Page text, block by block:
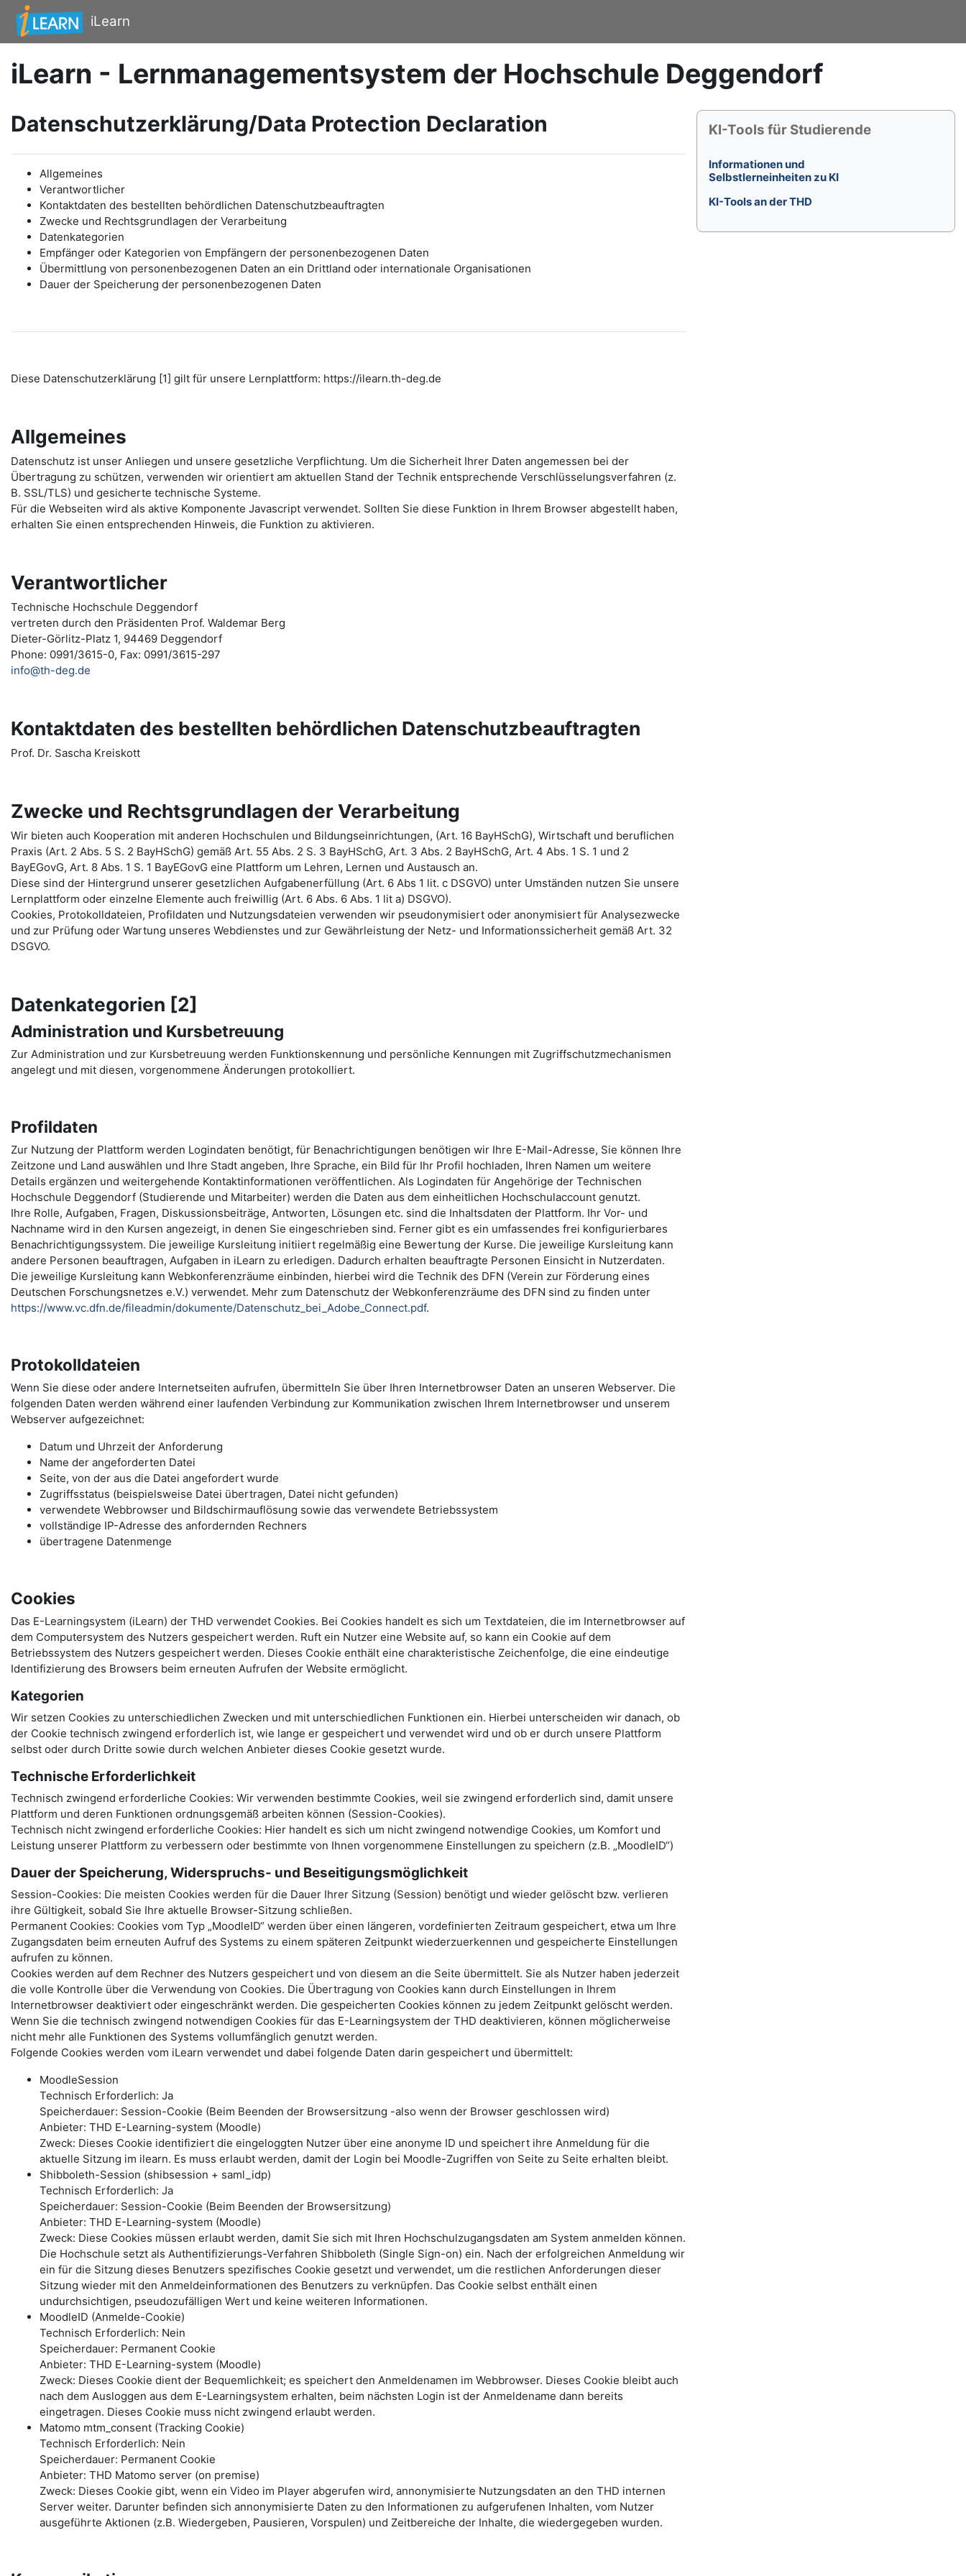
Zum Hauptinhalt
iLearn
iLearn - Lernmanagementsystem der Hochschule Deggendorf
Datenschutzerklärung/Data Protection Declaration
Allgemeines
Verantwortlicher
Kontaktdaten des bestellten behördlichen Datenschutzbeauftragten
Zwecke und Rechtsgrundlagen der Verarbeitung
Datenkategorien
Empfänger oder Kategorien von Empfängern der personenbezogenen Daten
Übermittlung von personenbezogenen Daten an ein Drittland oder internationale Organisationen
Dauer der Speicherung der personenbezogenen Daten
Diese Datenschutzerklärung [1] gilt für unsere Lernplattform: https://ilearn.th-deg.de
Allgemeines
Datenschutz ist unser Anliegen und unsere gesetzliche Verpflichtung. Um die Sicherheit Ihrer Daten angemessen bei der
Übertragung zu schützen, verwenden wir orientiert am aktuellen Stand der Technik entsprechende Verschlüsselungsverfahren (z.
B. SSL/TLS) und gesicherte technische Systeme.
Für die Webseiten wird als aktive Komponente Javascript verwendet. Sollten Sie diese Funktion in Ihrem Browser abgestellt haben,
erhalten Sie einen entsprechenden Hinweis, die Funktion zu aktivieren.
Verantwortlicher
Technische Hochschule Deggendorf
vertreten durch den Präsidenten Prof. Waldemar Berg
Dieter-Görlitz-Platz 1, 94469 Deggendorf
Phone: 0991/3615-0, Fax: 0991/3615-297
info@th-deg.de
Kontaktdaten des bestellten behördlichen Datenschutzbeauftragten
Prof. Dr. Sascha Kreiskott
Zwecke und Rechtsgrundlagen der Verarbeitung
Wir bieten auch Kooperation mit anderen Hochschulen und Bildungseinrichtungen, (Art. 16 BayHSchG), Wirtschaft und beruflichen
Praxis (Art. 2 Abs. 5 S. 2 BayHSchG) gemäß Art. 55 Abs. 2 S. 3 BayHSchG, Art. 3 Abs. 2 BayHSchG, Art. 4 Abs. 1 S. 1 und 2
BayEGovG, Art. 8 Abs. 1 S. 1 BayEGovG eine Plattform um Lehren, Lernen und Austausch an.
Diese sind der Hintergrund unserer gesetzlichen Aufgabenerfüllung (Art. 6 Abs 1 lit. c DSGVO) unter Umständen nutzen Sie unsere
Lernplattform oder einzelne Elemente auch freiwillig (Art. 6 Abs. 6 Abs. 1 lit a) DSGVO).
Cookies, Protokolldateien, Profildaten und Nutzungsdateien verwenden wir pseudonymisiert oder anonymisiert für Analysezwecke
und zur Prüfung oder Wartung unseres Webdienstes und zur Gewährleistung der Netz- und Informationssicherheit gemäß Art. 32
DSGVO.
Datenkategorien [2]
Administration und Kursbetreuung
Zur Administration und zur Kursbetreuung werden Funktionskennung und persönliche Kennungen mit Zugriffschutzmechanismen
angelegt und mit diesen, vorgenommene Änderungen protokolliert.
Profildaten
Zur Nutzung der Plattform werden Logindaten benötigt, für Benachrichtigungen benötigen wir Ihre E-Mail-Adresse, Sie können Ihre
Zeitzone und Land auswählen und Ihre Stadt angeben, Ihre Sprache, ein Bild für Ihr Profil hochladen, Ihren Namen um weitere
Details ergänzen und weitergehende Kontaktinformationen veröffentlichen. Als Logindaten für Angehörige der Technischen
Hochschule Deggendorf (Studierende und Mitarbeiter) werden die Daten aus dem einheitlichen Hochschulaccount genutzt.
Ihre Rolle, Aufgaben, Fragen, Diskussionsbeiträge, Antworten, Lösungen etc. sind die Inhaltsdaten der Plattform. Ihr Vor- und
Nachname wird in den Kursen angezeigt, in denen Sie eingeschrieben sind. Ferner gibt es ein umfassendes frei konfigurierbares
Benachrichtigungssystem. Die jeweilige Kursleitung initiiert regelmäßig eine Bewertung der Kurse. Die jeweilige Kursleitung kann
andere Personen beauftragen, Aufgaben in iLearn zu erledigen. Dadurch erhalten beauftragte Personen Einsicht in Nutzerdaten.
Die jeweilige Kursleitung kann Webkonferenzräume einbinden, hierbei wird die Technik des DFN (Verein zur Förderung eines
Deutschen Forschungsnetzes e.V.) verwendet. Mehr zum Datenschutz der Webkonferenzräume des DFN sind zu finden unter
https://www.vc.dfn.de/fileadmin/dokumente/Datenschutz_bei_Adobe_Connect.pdf.
Protokolldateien
Wenn Sie diese oder andere Internetseiten aufrufen, übermitteln Sie über Ihren Internetbrowser Daten an unseren Webserver. Die
folgenden Daten werden während einer laufenden Verbindung zur Kommunikation zwischen Ihrem Internetbrowser und unserem
Webserver aufgezeichnet:
Datum und Uhrzeit der Anforderung
Name der angeforderten Datei
Seite, von der aus die Datei angefordert wurde
Zugriffsstatus (beispielsweise Datei übertragen, Datei nicht gefunden)
verwendete Webbrowser und Bildschirmauflösung sowie das verwendete Betriebssystem
vollständige IP-Adresse des anfordernden Rechners
übertragene Datenmenge
Cookies
Das E-Learningsystem (iLearn) der THD verwendet Cookies. Bei Cookies handelt es sich um Textdateien, die im Internetbrowser auf
dem Computersystem des Nutzers gespeichert werden. Ruft ein Nutzer eine Website auf, so kann ein Cookie auf dem
Betriebssystem des Nutzers gespeichert werden. Dieses Cookie enthält eine charakteristische Zeichenfolge, die eine eindeutige
Identifizierung des Browsers beim erneuten Aufrufen der Website ermöglicht.
Kategorien
Wir setzen Cookies zu unterschiedlichen Zwecken und mit unterschiedlichen Funktionen ein. Hierbei unterscheiden wir danach, ob
der Cookie technisch zwingend erforderlich ist, wie lange er gespeichert und verwendet wird und ob er durch unsere Plattform
selbst oder durch Dritte sowie durch welchen Anbieter dieses Cookie gesetzt wurde.
Technische Erforderlichkeit
Technisch zwingend erforderliche Cookies: Wir verwenden bestimmte Cookies, weil sie zwingend erforderlich sind, damit unsere
Plattform und deren Funktionen ordnungsgemäß arbeiten können (Session-Cookies).
Technisch nicht zwingend erforderliche Cookies: Hier handelt es sich um nicht zwingend notwendige Cookies, um Komfort und
Leistung unserer Plattform zu verbessern oder bestimmte von Ihnen vorgenommene Einstellungen zu speichern (z.B. „MoodleID“)
Dauer der Speicherung, Widerspruchs- und Beseitigungsmöglichkeit
Session-Cookies: Die meisten Cookies werden für die Dauer Ihrer Sitzung (Session) benötigt und wieder gelöscht bzw. verlieren
ihre Gültigkeit, sobald Sie Ihre aktuelle Browser-Sitzung schließen.
Permanent Cookies: Cookies vom Typ „MoodleID“ werden über einen längeren, vordefinierten Zeitraum gespeichert, etwa um Ihre
Zugangsdaten beim erneuten Aufruf des Systems zu einem späteren Zeitpunkt wiederzuerkennen und gespeicherte Einstellungen
aufrufen zu können.
Cookies werden auf dem Rechner des Nutzers gespeichert und von diesem an die Seite übermittelt. Sie als Nutzer haben jederzeit
die volle Kontrolle über die Verwendung von Cookies. Die Übertragung von Cookies kann durch Einstellungen in Ihrem
Internetbrowser deaktiviert oder eingeschränkt werden. Die gespeicherten Cookies können zu jedem Zeitpunkt gelöscht werden.
Wenn Sie die technisch zwingend notwendigen Cookies für das E-Learningsystem der THD deaktivieren, können möglicherweise
nicht mehr alle Funktionen des Systems vollumfänglich genutzt werden.
Folgende Cookies werden vom iLearn verwendet und dabei folgende Daten darin gespeichert und übermittelt:
MoodleSession
Technisch Erforderlich: Ja
Speicherdauer: Session-Cookie (Beim Beenden der Browsersitzung -also wenn der Browser geschlossen wird)
Anbieter: THD E-Learning-system (Moodle)
Zweck: Dieses Cookie identifiziert die eingeloggten Nutzer über eine anonyme ID und speichert ihre Anmeldung für die
aktuelle Sitzung im ilearn. Es muss erlaubt werden, damit der Login bei Moodle-Zugriffen von Seite zu Seite erhalten bleibt.
Shibboleth-Session (shibsession + saml_idp)
Technisch Erforderlich: Ja
Speicherdauer: Session-Cookie (Beim Beenden der Browsersitzung)
Anbieter: THD E-Learning-system (Moodle)
Zweck: Diese Cookies müssen erlaubt werden, damit Sie sich mit Ihren Hochschulzugangsdaten am System anmelden können.
Die Hochschule setzt als Authentifizierungs-Verfahren Shibboleth (Single Sign-on) ein. Nach der erfolgreichen Anmeldung wir
ein für die Sitzung dieses Benutzers spezifisches Cookie gesetzt und verwendet, um die restlichen Anforderungen dieser
Sitzung wieder mit den Anmeldeinformationen des Benutzers zu verknüpfen. Das Cookie selbst enthält einen
undurchsichtigen, pseudozufälligen Wert und keine weiteren Informationen.
MoodleID (Anmelde-Cookie)
Technisch Erforderlich: Nein
Speicherdauer: Permanent Cookie
Anbieter: THD E-Learning-system (Moodle)
Zweck: Dieses Cookie dient der Bequemlichkeit; es speichert den Anmeldenamen im Webbrowser. Dieses Cookie bleibt auch
nach dem Ausloggen aus dem E-Learningsystem erhalten, beim nächsten Login ist der Anmeldename dann bereits
eingetragen. Dieses Cookie muss nicht zwingend erlaubt werden.
Matomo mtm_consent (Tracking Cookie)
Technisch Erforderlich: Nein
Speicherdauer: Permanent Cookie
Anbieter: THD Matomo server (on premise)
Zweck: Dieses Cookie gibt, wenn ein Video im Player abgerufen wird, annonymisierte Nutzungsdaten an den THD internen
Server weiter. Darunter befinden sich annonymisierte Daten zu den Informationen zu aufgerufenen Inhalten, vom Nutzer
ausgeführte Aktionen (z.B. Wiedergeben, Pausieren, Vorspulen) und Zeitbereiche der Inhalte, die wiedergegeben wurden.
Blöcke
KI-Tools für Studierende überspringen
KI-Tools für Studierende
Informationen und
Selbstlerneinheiten zu KI
KI-Tools an der THD